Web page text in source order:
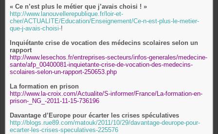
« Ce n’est plus le métier que j’avais choisi ! »
http://www.lanouvellerepublique.fr/loir-et-
cher/ACTUALITE/Education/Enseignement/Ce-n-est-plus-le-metier-
que-j-avais-choisi-!
Inquiétante crise de vocation des médecins scolaires selon un
rapport
http://www.lesechos.fr/entreprises-secteurs/infos-generales/medecine-
sante/afp_00400081-inquietante-crise-de-vocation-des-medecins-
scolaires-selon-un-rapport-250653.php
La formation en prison
http://www.la-croix.com/Actualite/S-informer/France/La-formation-en-
prison-_NG_-2011-11-15-736196
Davantage d’Europe pour écarter les crises spéculatives
http://blogs.rue89.com/matouk/2011/10/29/davantage-deurope-pour-
ecarter-les-crises-speculatives-225576